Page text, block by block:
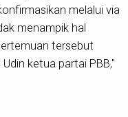
melalui via
menampik hal
tersebut
ketua partai PBB,"